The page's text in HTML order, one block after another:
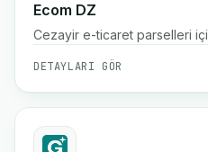
Ecom DZ
Cezayir e-ticaret parselleri
DETAYLARI GÖR